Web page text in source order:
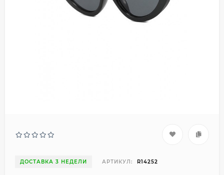
ДОСТАВКА 3 НЕДЕЛИ АРТИКУЛ: R14252